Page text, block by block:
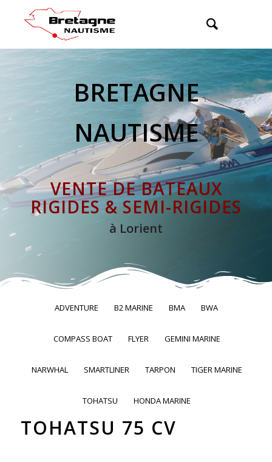
BRETAGNE
NAUTISME
VENTE DE BATEAUX
RIGIDES & SEMI-RIGIDES
à Lorient
ADVENTURE B2 MARINE BMA BWA
COMPASS BOAT FLYER GEMINI MARINE
NARWHAL SMARTLINER TARPON TIGER MARINE
TOHATSU HONDA MARINE
TOHATSU 75 CV